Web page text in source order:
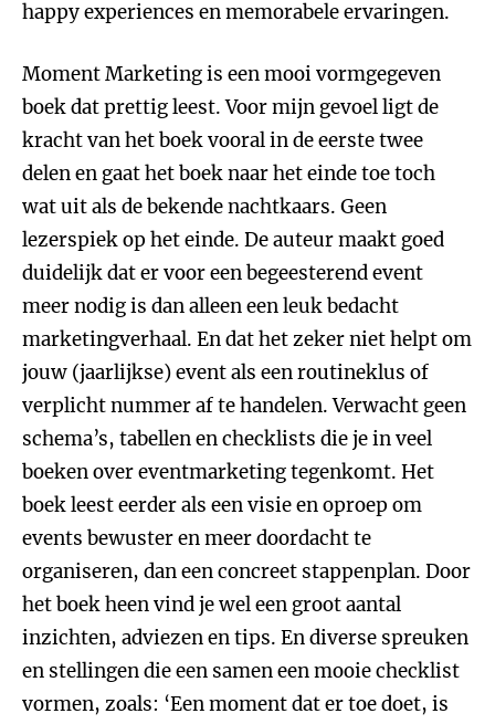
happy experiences en memorabele ervaringen.
Moment Marketing is een mooi vormgegeven
boek dat prettig leest. Voor mijn gevoel ligt de
kracht van het boek vooral in de eerste twee
delen en gaat het boek naar het einde toe toch
wat uit als de bekende nachtkaars. Geen
lezerspiek op het einde. De auteur maakt goed
duidelijk dat er voor een begeesterend event
meer nodig is dan alleen een leuk bedacht
marketingverhaal. En dat het zeker niet helpt om
jouw (jaarlijkse) event als een routineklus of
verplicht nummer af te handelen. Verwacht geen
schema’s, tabellen en checklists die je in veel
boeken over eventmarketing tegenkomt. Het
boek leest eerder als een visie en oproep om
events bewuster en meer doordacht te
organiseren, dan een concreet stappenplan. Door
het boek heen vind je wel een groot aantal
inzichten, adviezen en tips. En diverse spreuken
en stellingen die een samen een mooie checklist
vormen, zoals: ‘Een moment dat er toe doet, is